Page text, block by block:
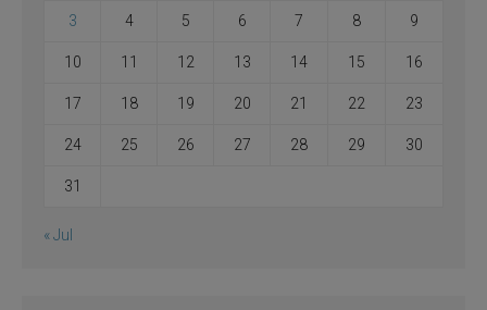
3 4 5 6 7 8 9
10 11 12 13 14 15 16
17 18 19 20 21 22 23
24 25 26 27 28 29 30
31
« Jul